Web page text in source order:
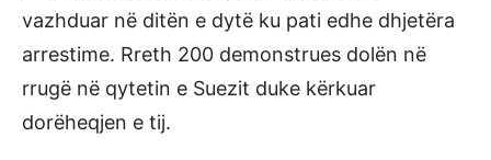
vazhduar në ditën e dytë ku pati edhe dhjetëra
arrestime. Rreth 200 demonstrues dolën në
rrugë në qytetin e Suezit duke kërkuar
dorëheqjen e tij.